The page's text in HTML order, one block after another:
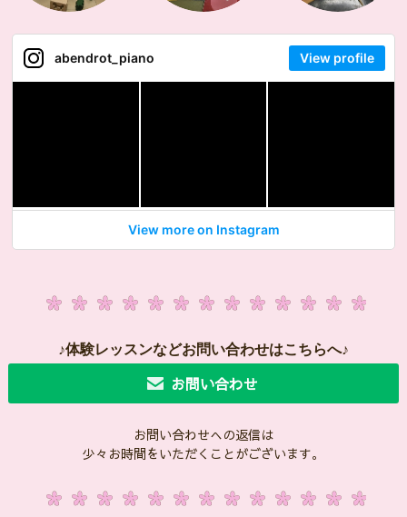
abendrot_piano View profile
View more on Instagram
♪体験レッスンなどお問い合わせはこちらへ♪
お問い合わせ
お問い合わせへの返信は
少々お時間をいただくことがございます。